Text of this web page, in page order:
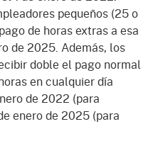
pequeños (25 o
de horas extras a esa
de 2025. Además, los
doble el pago normal
en cualquier día
de 2022 (para
enero de 2025 (para